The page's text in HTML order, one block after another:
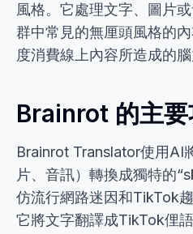
風格。它處理文字、圖片
群中常見的無厘頭風格的
度消費線上內容所造成的腦
Brainrot 的主
Brainrot Translator使用AI
片、音訊）轉換成獨特的
仿流行網路迷因和TikTok
它將文字翻譯成TikTok俚